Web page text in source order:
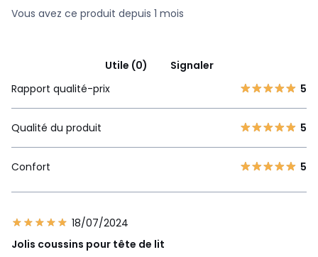
Vous avez ce produit depuis 1 mois
Utile (0)
Signaler
Rapport qualité-prix
5
Qualité du produit 5
Confort 5
18/07/2024
Jolis coussins pour tête de lit